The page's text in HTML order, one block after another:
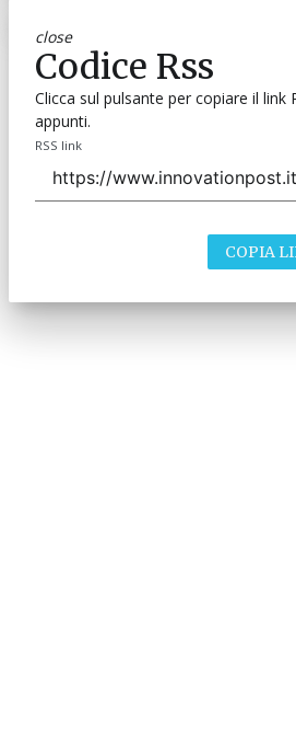
close
Codice Rss
Clicca sul pulsante per copiare il link
appunti.
RSS link
COPIA